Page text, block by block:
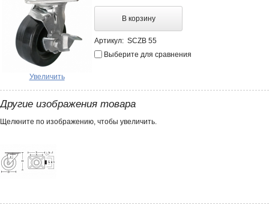
Увеличить
В корзину
Артикул: SCZB 55
Выберите для сравнения
Другие изображения товара
Щелкните по изображению, чтобы увеличить.